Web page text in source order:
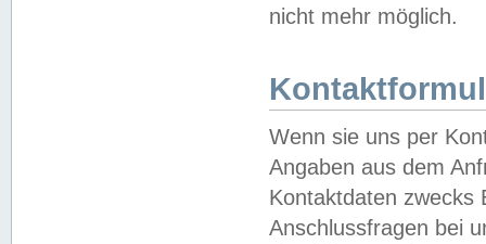
nicht mehr möglich.
Wenn sie uns per
Angaben aus dem
Kontaktdaten zwecks
Anschlussfragen bei